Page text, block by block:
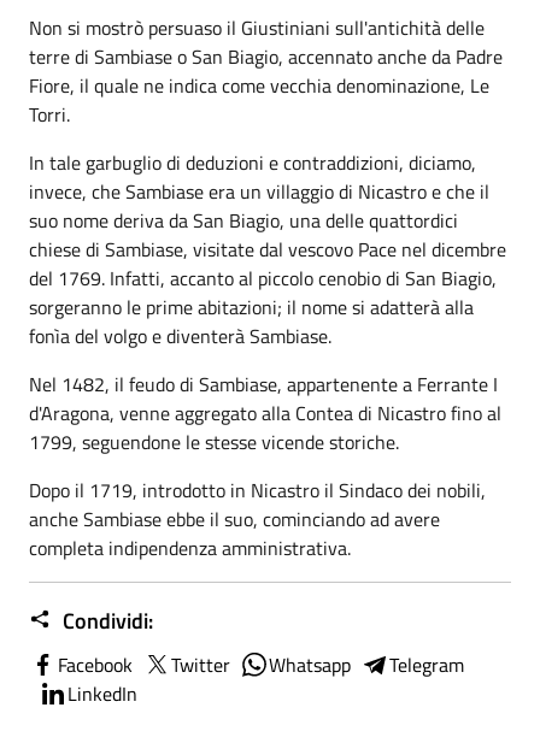
Non si mostrò persuaso il Giustiniani sull'antichità delle
terre di Sambiase o San Biagio, accennato anche da Padre
Fiore, il quale ne indica come vecchia denominazione, Le
Torri.
In tale garbuglio di deduzioni e contraddizioni, diciamo,
invece, che Sambiase era un villaggio di Nicastro e che il
suo nome deriva da San Biagio, una delle quattordici
chiese di Sambiase, visitate dal vescovo Pace nel dicembre
del 1769. Infatti, accanto al piccolo cenobio di San Biagio,
sorgeranno le prime abitazioni; il nome si adatterà alla
fonìa del volgo e diventerà Sambiase.
Nel 1482, il feudo di Sambiase, appartenente a Ferrante I
d'Aragona, venne aggregato alla Contea di Nicastro fino al
1799, seguendone le stesse vicende storiche.
Dopo il 1719, introdotto in Nicastro il Sindaco dei nobili,
anche Sambiase ebbe il suo, cominciando ad avere
completa indipendenza amministrativa.
Condividi:
Facebook Twitter Whatsapp
Telegram
LinkedIn